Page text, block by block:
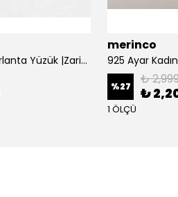
925 Ayar Baget Taş Pırlanta Yüzük |Zarif ve Işıltılı Kadın Yüzük Modeli
merinco
925 Ayar
%27 ₺
₺
1 ÖLÇÜ